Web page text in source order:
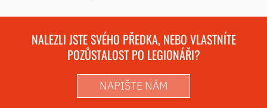
NALEZLI JSTE SVÉHO PŘEDKA, NEBO VLASTNÍTE
POZŮSTALOST PO LEGIONÁŘI?
NAPIŠTE NÁM